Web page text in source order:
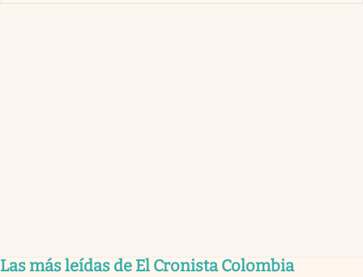
Las más leídas de El Cronista Colombia